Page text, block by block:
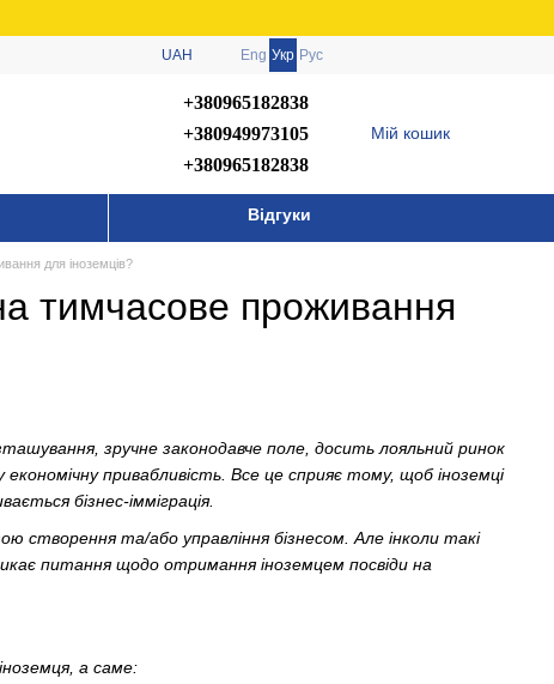
UAH Eng Укр Рус
+380965182838
+380949973105
+380965182838
Мій кошик
Відгуки
для іноземців?
тимчасове проживання
зручне законодавче поле, досить лояльний ринок
привабливість. Все це сприяє тому, щоб іноземці
бізнес-імміграція.
створення та/або управління бізнесом. Але інколи такі
питання щодо отримання іноземцем посвіди на
а саме: